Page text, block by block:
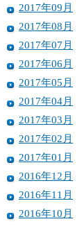
2017年09月
2017年08月
2017年07月
2017年06月
2017年05月
2017年04月
2017年03月
2017年02月
2017年01月
2016年12月
2016年11月
2016年10月